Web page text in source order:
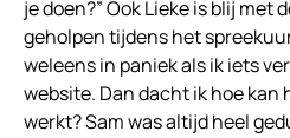
je doen?” Ook Lieke is blij met
geholpen tijdens het
weleens in paniek als ik iets
website. Dan dacht ik hoe
werkt? Sam was altijd heel